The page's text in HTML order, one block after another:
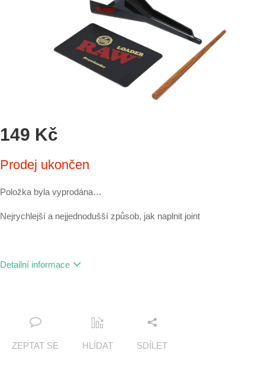
149 Kč
cena:
Prodej ukončen
Položka byla vyprodána…
Nejrychlejší a nejjednodušší způsob, jak naplnit joint
Detailní informace
ZEPTAT SE HLÍDAT SDÍLET